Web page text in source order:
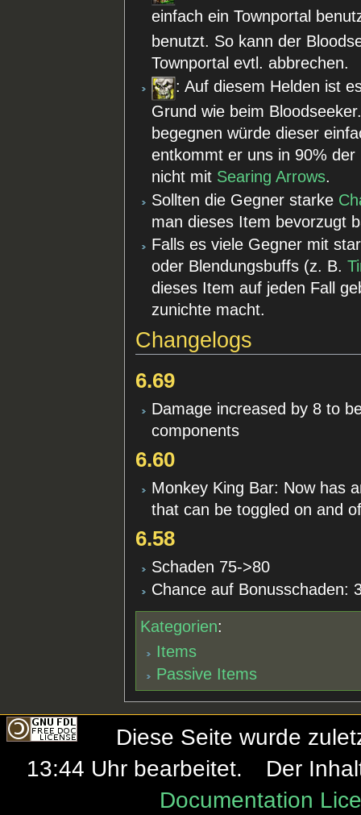
einfach ein Townportal
benutzt. So kann der
Townportal evtl. abbrechen.
: Auf diesem Helden ist
Grund wie beim
begegnen würde dieser
entkommt er uns in 90%
nicht mit Searing Arrows.
Sollten die Gegner starke
man dieses Item bevorzugt
Falls es viele Gegner mit
oder Blendungsbuffs (z. B.
dieses Item auf jeden Fall
zunichte macht.
Changelogs
6.69
Damage increased by 8 to
components
6.60
Monkey King Bar: Now has
that can be toggled on and
6.58
Schaden 75->80
Chance auf Bonusschaden:
Kategorien:
Items
Passive Items
Diese Seite wurde
13:44 Uhr bearbeitet.
Der
Documentation